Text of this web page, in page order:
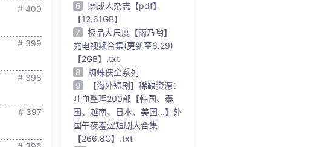
# 400
# 399
# 398
# 397
6
🈲成人杂志【pdf】
【12.61GB】
7
极品大尺度【雨乃哟】
充电视频合集(更新至6.29)
【2GB】.txt
8
蜘蛛侠全系列
9
【海外短剧】稀缺资源：
吐血整理200部【韩国、泰
国、越南、日本、美国...】外
国午夜羞涩短剧大合集
【266.8G】.txt